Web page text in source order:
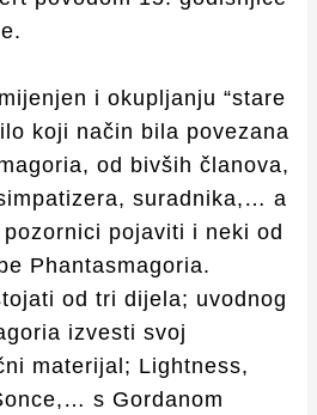
i okupljanju “stare
koji način bila povezana
od bivših članova,
suradnika,… a
pojaviti i neki od
Phantasmagoria.
od tri dijela; uvodnog
izvesti svoj
materijal; Lightness,
s Gordanom